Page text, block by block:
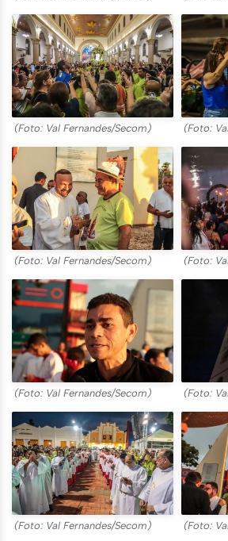
(Foto: Val Fernandes/Secom) (Foto:
(Foto: Val Fernandes/Secom) (Foto:
(Foto: Val Fernandes/Secom) (Foto:
(Foto: Val Fernandes/Secom) (Foto: